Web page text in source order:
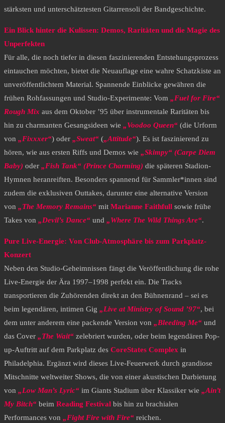
stärksten und unterschätztesten Gitarrensoli der Bandgeschichte.
Ein Blick hinter die Kulissen: Demos, Raritäten und die Magie des
Unperfekten
​Für alle, die noch tiefer in diesen faszinierenden Entstehungsprozess
eintauchen möchten, bietet die Neuauflage eine wahre Schatzkiste an
unveröffentlichtem Material. Spannende Einblicke gewähren die
frühen Rohfassungen und Studio-Experimente: Vom „Fuel for Fire“
Rough Mix aus dem Oktober ’95 über instrumentale Raritäten bis
hin zu charmanten Gesangsideen wie „Voodoo Queen“ (die Urform
von „Fixxxer“) oder „Sweat“ („Attitude“). Es ist faszinierend zu
hören, wie aus ersten Riffs und Demos wie „Skimpy“ (Carpe Diem
Baby) oder „Fish Tank“ (Prince Charming) die späteren Stadion-
Hymnen heranreiften. Besonders spannend für Sammler*innen sind
zudem die exklusiven Outtakes, darunter eine alternative Version
von „The Memory Remains“ mit Marianne Faithfull sowie frühe
Takes von „Devil’s Dance“ und „Where The Wild Things Are“.
Pure Live-Energie: Von Club-Atmosphäre bis zum Parkplatz-
Konzert
​Neben den Studio-Geheimnissen fängt die Veröffentlichung die rohe
Live-Energie der Ära 1997–1998 perfekt ein. Die Tracks
transportieren die Zuhörenden direkt an den Bühnenrand – sei es
beim legendären, intimen Gig „Live at Ministry of Sound ’97“, bei
dem unter anderem eine packende Version von „Bleeding Me“ und
das Cover „The Wait“ zelebriert wurden, oder beim legendären Pop-
up-Auftritt auf dem Parkplatz des CoreStates Complex in
Philadelphia. Ergänzt wird dieses Live-Feuerwerk durch grandiose
Mitschnitte weltweiter Shows, die von einer akustischen Darbietung
von „Low Man’s Lyric“ im Giants Stadium über Klassiker wie „Ain’t
My Bitch“ beim Reading Festival bis hin zu brachialen
Performances von „Fight Fire with Fire“ reichen.